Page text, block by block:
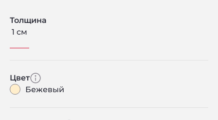
Толщина
1 см
Цвет
Бежевый